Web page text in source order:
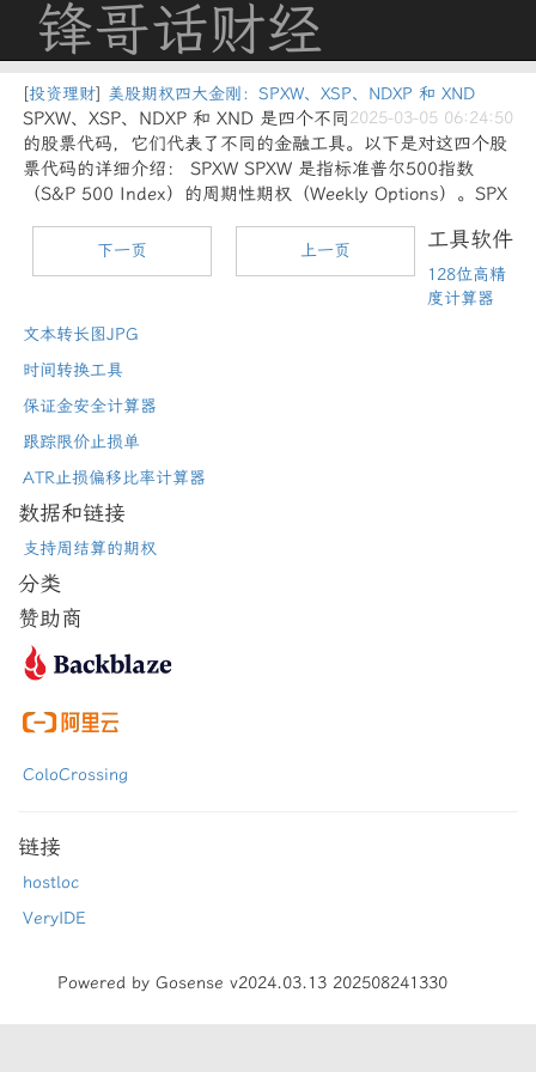
锋哥话财经
[投资理财] 美股期权四大金刚：SPXW、XSP、NDXP 和 XND
2025-03-05 06:24:50
SPXW、XSP、NDXP 和 XND 是四个不同
的股票代码，它们代表了不同的金融工具。以下是对这四个股
票代码的详细介绍： SPXW SPXW 是指标准普尔500指数
（S&P 500 Index）的周期性期权（Weekly Options）。SPX
下一页 上一页 工具软件
128位高精
度计算器
文本转长图JPG
时间转换工具
保证金安全计算器
跟踪限价止损单
ATR止损偏移比率计算器
数据和链接
支持周结算的期权
分类
赞助商
ColoCrossing
链接
hostloc
VeryIDE
Powered by Gosense v2024.03.13 202508241330